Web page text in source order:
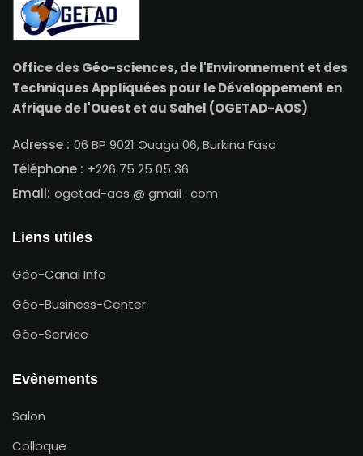
Office des Géo-sciences, de l'Environnement et des
Techniques Appliquées pour le Développement en
Afrique de l'Ouest et au Sahel (OGETAD-AOS)
Adresse : 06 BP 9021 Ouaga 06, Burkina Faso
Téléphone : +226 75 25 05 36
Email: ogetad-aos @ gmail . com
Liens utiles
Géo-Canal Info
Géo-Business-Center
Géo-Service
Evènements
Salon
Colloque